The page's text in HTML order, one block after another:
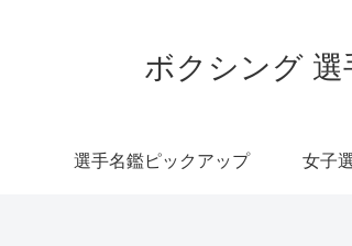
ボクシング
選手名鑑ピックアップ 女子